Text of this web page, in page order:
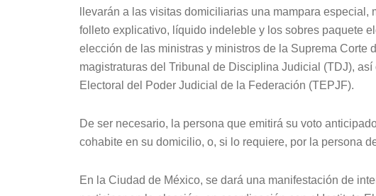
llevarán a las visitas domiciliarias una mampara especial,
folleto explicativo, líquido indeleble y los sobres paquete
elección de las ministras y ministros de la Suprema Corte
magistraturas del Tribunal de Disciplina Judicial (TDJ),
Electoral del Poder Judicial de la Federación (TEPJF).
De ser necesario, la persona que emitirá su voto
cohabite en su domicilio, o, si lo requiere, por la persona
En la Ciudad de México, se dará una manifestación de